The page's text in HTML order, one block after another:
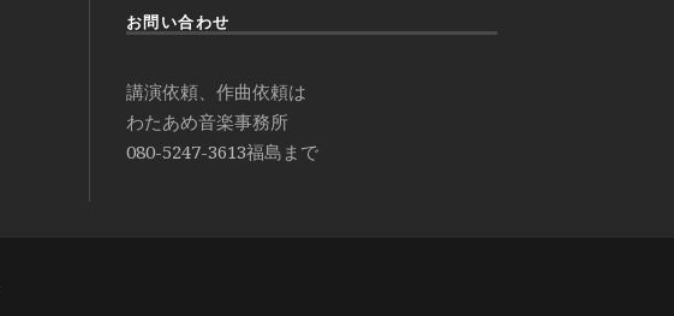
お問い合わせ
講演依頼、作曲依頼は
わたあめ音楽事務所
080-5247-3613福島まで